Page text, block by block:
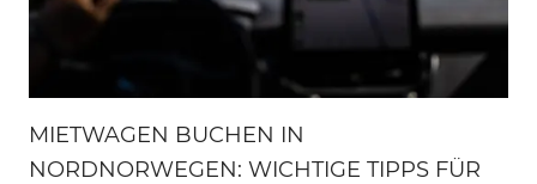
MIETWAGEN BUCHEN IN
NORDNORWEGEN: WICHTIGE TIPPS FÜR